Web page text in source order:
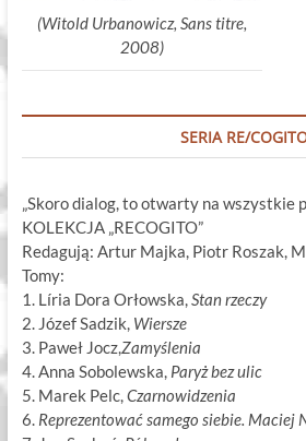
(Witold Urbanowicz, Sans titre,
2008)
SERIA RE/
„Skoro dialog, to otwarty na wszystkie
KOLEKCJA „RECOGITO”
Redagują: Artur Majka, Piotr Roszak,
Tomy:
1. Líria Dora Orłowska,Stan rzeczy
2. Józef Sadzik, Wiersze
3. Paweł Jocz,Zamyślenia
4. Anna Sobolewska, Paryż bez ulic
5. Marek Pelc,Czarnowidzenia
6. Reprezentować samego siebie. Maciej